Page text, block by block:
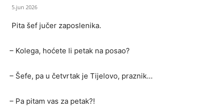
5.jun 2026
Pita šef jučer zaposlenika.
– Kolega, hoćete li petak na posao?
– Šefe, pa u četvrtak je Tijelovo, praznik…
– Pa pitam vas za petak?!